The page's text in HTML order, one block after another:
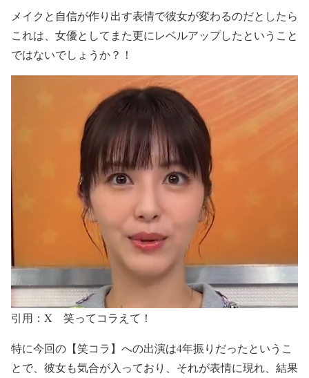
メイクと自信が作り出す表情で彼女が変わるのだとしたら
これは、 女優としてまた更にレベルアップしたということ
ではないでしょうか？！
引用：X 笑ってコラえて！
特に今回の【笑コラ】への出演は4年振りだったというこ
とで、 彼女も気合が入っており、 それが表情に現れ 、結果